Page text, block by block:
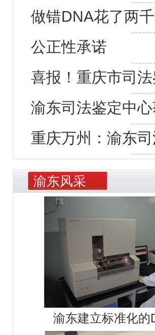
做错DNA花了两
公正性承诺
喜报！重庆市司
渝东司法鉴定中
重庆万州：渝东
渝东风采
渝东建立标准化的